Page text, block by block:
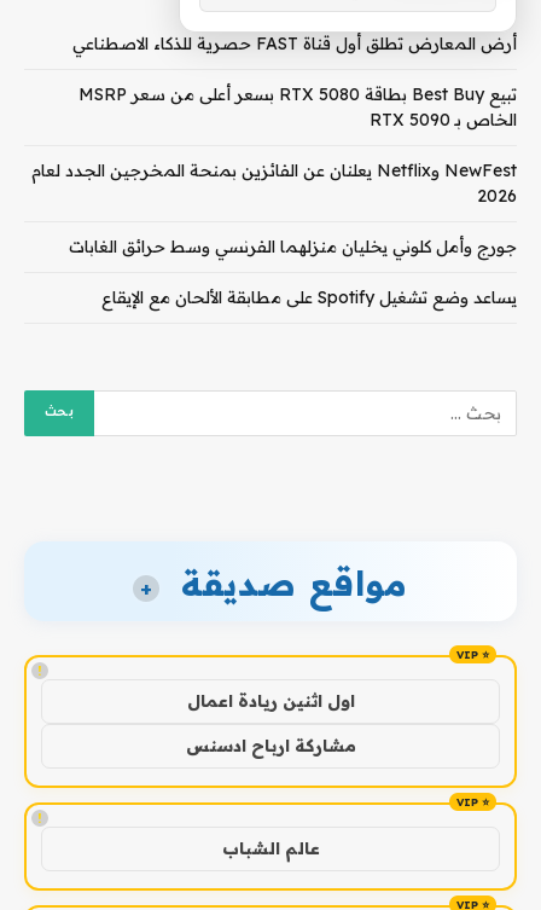
أرض المعارض تطلق أول قناة FAST حصرية للذكاء الاصطناعي
تبيع Best Buy بطاقة RTX 5080 بسعر أعلى من سعر MSRP
الخاص بـ RTX 5090
NewFest وNetflix يعلنان عن الفائزين بمنحة المخرجين الجدد لعام
2026
جورج وأمل كلوني يخليان منزلهما الفرنسي وسط حرائق الغابات
يساعد وضع تشغيل Spotify على مطابقة الألحان مع الإيقاع
مواقع صديقة +
!
اول اثنين ريادة اعمال
مشاركة ارباح ادسنس
!
عالم الشباب